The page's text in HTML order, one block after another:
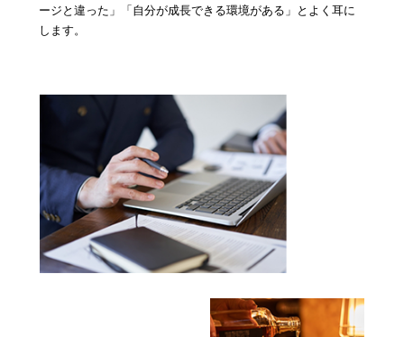
ご応募・お問い合わせはこちら
› 会社概要
› 個人情報保護方針
› 店舗スタッフ求人
› グループサイト
› オンラインヴィヴィッド
› 女性求人
ージと違った」「自分が成長できる環境がある」とよく耳に
します。